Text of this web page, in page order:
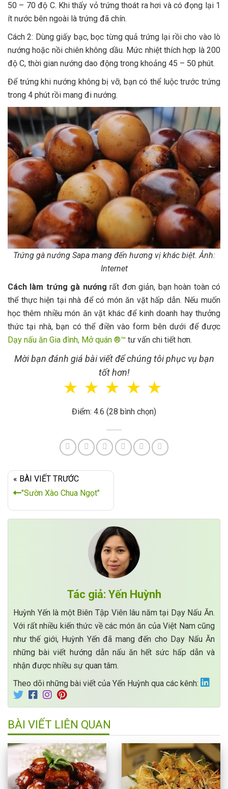
50 – 70 độ C. Khi thấy vỏ trứng thoát ra hơi và có đọng lại 1
ít nước bên ngoài là trứng đã chín.
Cách 2: Dùng giấy bạc, bọc từng quả trứng lại rồi cho vào lò
nướng hoặc nồi chiên không dầu. Mức nhiệt thích hợp là 200
độ C, thời gian nướng dao động trong khoảng 45 – 50 phút.
Để trứng khi nướng không bị vỡ, bạn có thể luộc trước trứng
trong 4 phút rồi mang đi nướng.
Trứng gà nướng Sapa mang đến hương vị khác biệt. Ảnh:
Internet
Cách làm trứng gà nướng rất đơn giản, bạn hoàn toàn có
thể thực hiện tại nhà để có món ăn vặt hấp dẫn. Nếu muốn
học thêm nhiều món ăn vặt khác để kinh doanh hay thưởng
thức tại nhà, bạn có thể điền vào form bên dưới để được
Dạy nấu ăn Gia đình, Mở quán ®™ tư vấn chi tiết hơn.
Mời bạn đánh giá bài viết để chúng tôi phục vụ bạn
tốt hơn!
☆
☆
☆
☆
☆
Điểm: 4.6 (28 bình chọn)
« BÀI VIẾT TRƯỚC
"Sườn Xào Chua Ngọt"
Tác giả: Yến Huỳnh
Huỳnh Yến là một Biên Tập Viên lâu năm tại Dạy Nấu Ăn.
Với rất nhiều kiến thức về các món ăn của Việt Nam cũng
như thế giới, Huỳnh Yến đã mang đến cho Dạy Nấu Ăn
những bài viết hướng dẫn nấu ăn hết sức hấp dẫn và
nhận được nhiều sự quan tâm.
Theo dõi những bài viết của Yến Huỳnh qua các kênh:
BÀI VIẾT LIÊN QUAN